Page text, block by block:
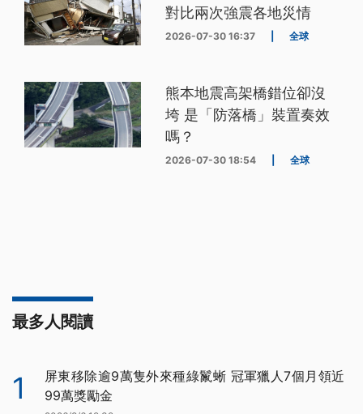
對比兩次強震各地災情
2026-07-30 16:37 全球
熊本地震高架橋錯位卻沒
垮 是「防落橋」裝置奏效
嗎？
2026-07-30 18:54 全球
最多人閱讀
1
屏東移除逾9萬隻外來種綠鬣蜥 冠軍獵人7個月領近
99萬獎勵金